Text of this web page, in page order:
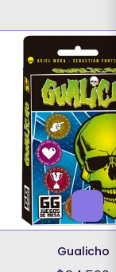
Gualicho